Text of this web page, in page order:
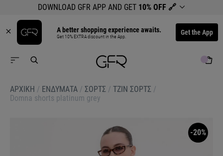
DOWNLOAD GFR APP AND GET 10% OFF 🔗
A better shopping experience awaits.
Get 10% EXTRA discount in the App. Get the App
ΑΡΧΙΚΉ / ΕΝΔΥΜΑΤΑ / ΣΟΡΤΣ / ΤΖΙΝ ΣΟΡΤΣ /
Domna shorts platinum grey
-20%